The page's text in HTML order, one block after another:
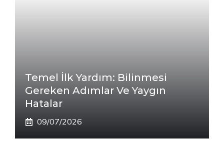
Temel İlk Yardım: Bilinmesi
Gereken Adımlar Ve Yaygın
Hatalar
09/07/2026